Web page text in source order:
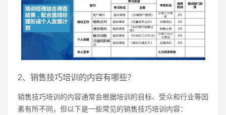
2、销售技巧培训的内容有哪些？
销售技巧培训的内容通常会根据培训的目标、受众和行业等因
素有所不同，但以下是一些常见的销售技巧培训内容：